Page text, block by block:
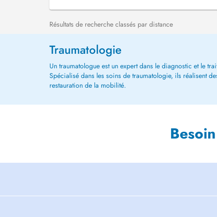
Résultats de recherche classés par distance
Traumatologie
Un traumatologue est un expert dans le diagnostic et le
Spécialisé dans les soins de traumatologie, ils réalisent
restauration de la mobilité.